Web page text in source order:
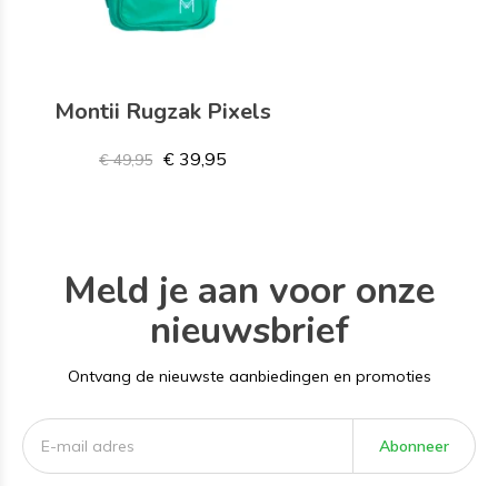
Montii Rugzak Pixels
€ 49,95 € 39,95
Meld je aan voor onze
nieuwsbrief
Ontvang de nieuwste aanbiedingen en promoties
Abonneer